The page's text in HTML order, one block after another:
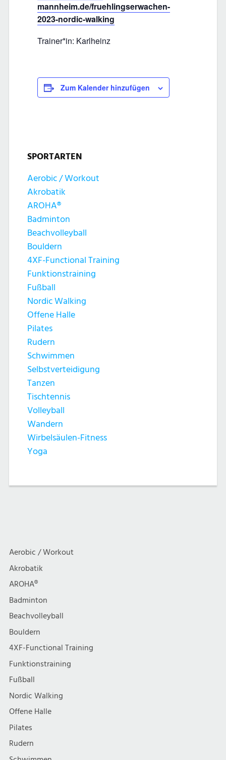
mannheim.de/fruehlingserwachen-
2023-nordic-walking
Trainer*in: Karlheinz
Zum Kalender hinzufügen
SPORTARTEN
Aerobic / Workout
Akrobatik
AROHA®
Badminton
Beachvolleyball
Bouldern
4XF-Functional Training
Funktionstraining
Fußball
Nordic Walking
Offene Halle
Pilates
Rudern
Schwimmen
Selbstverteidigung
Tanzen
Tischtennis
Volleyball
Wandern
Wirbelsäulen-Fitness
Yoga
Aerobic / Workout
Akrobatik
AROHA®
Badminton
Beachvolleyball
Bouldern
4XF-Functional Training
Funktionstraining
Fußball
Nordic Walking
Offene Halle
Pilates
Rudern